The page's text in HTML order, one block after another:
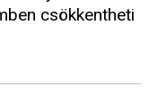
csökkentheti